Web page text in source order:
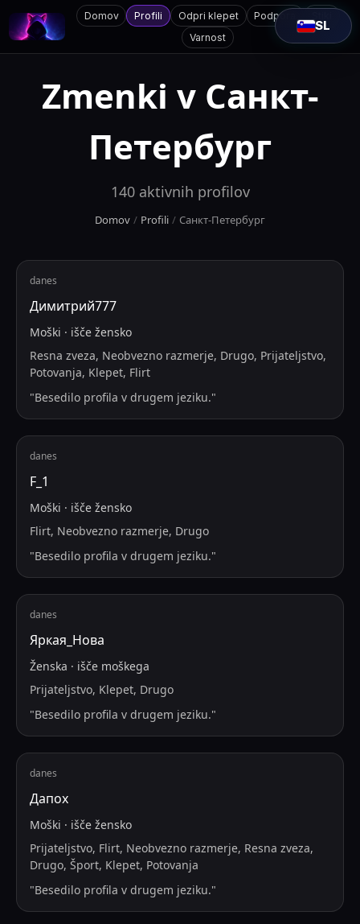
Domov Profili Odpri klepet Podpora
Varnost
SL
Zmenki v Санкт-
Петербург
140 aktivnih profilov
Domov / Profili / Санкт-Петербург
danes
Димитрий777
Moški · išče žensko
Resna zveza, Neobvezno razmerje, Drugo, Prijateljstvo,
Potovanja, Klepet, Flirt
"Besedilo profila v drugem jeziku."
danes
F_1
Moški · išče žensko
Flirt, Neobvezno razmerje, Drugo
"Besedilo profila v drugem jeziku."
danes
Яркая_Нова
Ženska · išče moškega
Prijateljstvo, Klepet, Drugo
"Besedilo profila v drugem jeziku."
danes
Дапох
Moški · išče žensko
Prijateljstvo, Flirt, Neobvezno razmerje, Resna zveza,
Drugo, Šport, Klepet, Potovanja
"Besedilo profila v drugem jeziku."